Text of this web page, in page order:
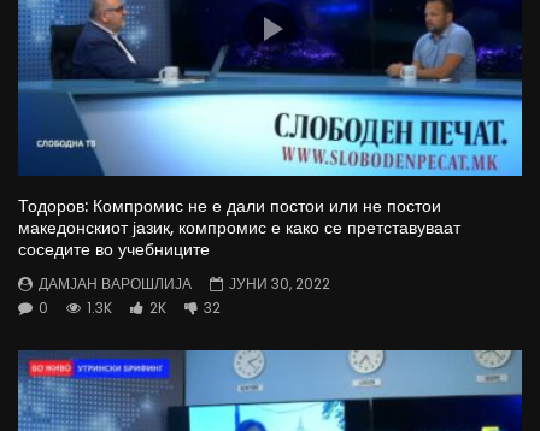
Тодоров: Компромис не е дали постои или не постои
македонскиот јазик, компромис е како се претставуваат
соседите во учебниците
ДАМЈАН ВАРОШЛИЈА
ЈУНИ 30, 2022
0
1.3K 2K 32